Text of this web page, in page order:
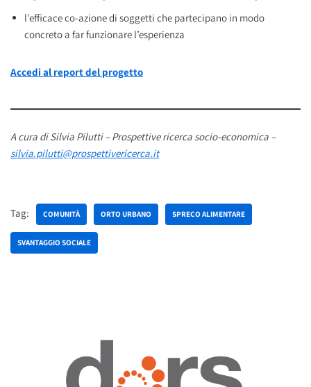
l’efficace co-azione di soggetti che partecipano in modo
concreto a far funzionare l’esperienza
Accedi al report del progetto
A cura di Silvia Pilutti – Prospettive ricerca socio-economica –
silvia.pilutti@prospettivericerca.it
Tag: COMUNITÀ ORTO URBANO SPRECO ALIMENTARE
SVANTAGGIO SOCIALE